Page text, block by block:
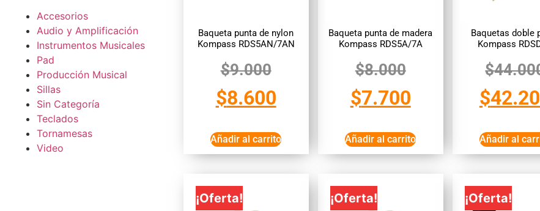
Accesorios
Audio y Amplificación
Instrumentos Musicales
Pad
Producción Musical
Sillas
Sin Categoría
Teclados
Tornamesas
Video
Baqueta punta de nylon
Kompass RDS5AN/7AN
$9.000
$8.600
Añadir al carrito
Baqueta punta de madera
Kompass RDS5A/7A
$8.000
$7.700
Añadir al carrito
Baquetas doble
Kompass
$
$
Añadir al
¡Oferta! ¡Oferta! ¡Oferta!